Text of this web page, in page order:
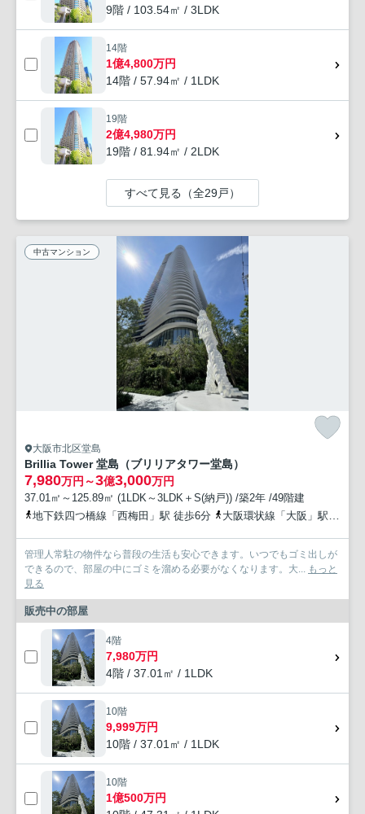
9階 / 103.54㎡ / 3LDK
14階
1億4,800万円
14階 / 57.94㎡ / 1LDK
19階
2億4,980万円
19階 / 81.94㎡ / 2LDK
すべて見る（全29戸）
中古マンション
大阪市北区堂島
Brillia Tower 堂島（ブリリアタワー堂島）
7,980万円～3億3,000万円
37.01㎡～125.89㎡ (1LDK～3LDK＋S(納戸)) /築2年 /49階建
地下鉄四つ橋線「西梅田」駅 徒歩6分
大阪環状線「大阪」駅 徒歩11分
管理人常駐の物件なら普段の生活も安心できます。いつでもゴミ出しが
できるので、部屋の中にゴミを溜める必要がなくなります。大... もっと
見る
販売中の部屋
4階
7,980万円
4階 / 37.01㎡ / 1LDK
10階
9,999万円
10階 / 37.01㎡ / 1LDK
10階
1億500万円